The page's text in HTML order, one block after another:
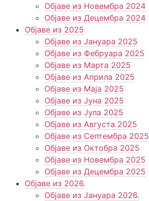
Објаве из Новембра 2024
Објаве из Децембра 2024
Објаве из 2025
Објаве из Јануара 2025
Објаве из Фебруара 2025
Објаве из Марта 2025
Објаве из Априла 2025
Објаве из Маја 2025
Објаве из Јуна 2025
Објаве из Јула 2025
Објаве из Августа 2025
Објаве из Септембра 2025
Објаве из Октобра 2025
Објаве из Новембра 2025
Објаве из Децембра 2025
Објаве из 2026.
Објаве из Јануара 2026.